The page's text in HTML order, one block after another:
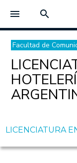
menu search
Facultad de
LICENCIATURA